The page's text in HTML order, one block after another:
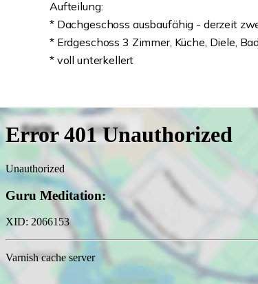
Aufteilung:
* Dachgeschoss ausbaufähig - derzeit
* Erdgeschoss 3 Zimmer, Küche, Diele,
* voll unterkellert